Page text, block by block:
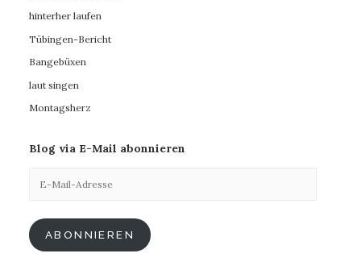
hinterher laufen
Tübingen-Bericht
Bangebüxen
laut singen
Montagsherz
Blog via E-Mail abonnieren
Mail-
ABONNIEREN